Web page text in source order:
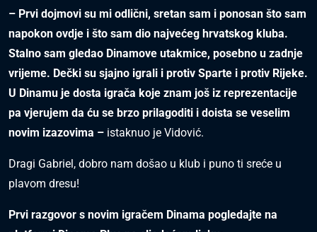
– Prvi dojmovi su mi odlični, sretan sam i ponosan što sam
napokon ovdje i što sam dio najvećeg hrvatskog kluba.
Stalno sam gledao Dinamove utakmice, posebno u zadnje
vrijeme. Dečki su sjajno igrali i protiv Sparte i protiv Rijeke.
U Dinamu je dosta igrača koje znam još iz reprezentacije
pa vjerujem da ću se brzo prilagoditi i doista se veselim
novim izazovima – istaknuo je Vidović.
Dragi Gabriel, dobro nam došao u klub i puno ti sreće u
plavom dresu!
Prvi razgovor s novim igračem Dinama pogledajte na